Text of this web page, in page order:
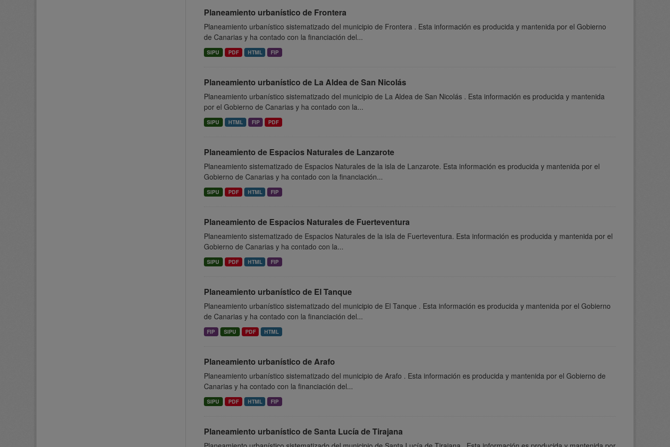
Planeamiento urbanístico de Frontera
Planeamiento urbanístico sistematizado del municipio de Frontera . Esta información es producida y mantenida por el Gobierno
de Canarias y ha contado con la financiación del...
SIPU PDF HTML FIP
Planeamiento urbanístico de La Aldea de San Nicolás
Planeamiento urbanístico sistematizado del municipio de La Aldea de San Nicolás . Esta información es producida y mantenida
por el Gobierno de Canarias y ha contado con la...
SIPU HTML FIP PDF
Planeamiento de Espacios Naturales de Lanzarote
Planeamiento sistematizado de Espacios Naturales de la isla de Lanzarote. Esta información es producida y mantenida por el
Gobierno de Canarias y ha contado con la financiación...
SIPU PDF HTML FIP
Planeamiento de Espacios Naturales de Fuerteventura
Planeamiento sistematizado de Espacios Naturales de la isla de Fuerteventura. Esta información es producida y mantenida por el
Gobierno de Canarias y ha contado con la...
SIPU PDF HTML FIP
Planeamiento urbanístico de El Tanque
Planeamiento urbanístico sistematizado del municipio de El Tanque . Esta información es producida y mantenida por el Gobierno
de Canarias y ha contado con la financiación del...
FIP SIPU PDF HTML
Planeamiento urbanístico de Arafo
Planeamiento urbanístico sistematizado del municipio de Arafo . Esta información es producida y mantenida por el Gobierno de
Canarias y ha contado con la financiación del...
SIPU PDF HTML FIP
Planeamiento urbanístico de Santa Lucía de Tirajana